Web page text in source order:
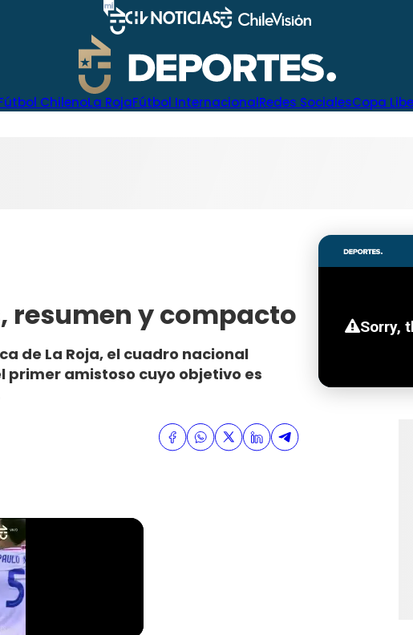
ChilenoLa RojaFútbol InternacionalRedes SocialesCopa
resumen y compacto
de La Roja, el cuadro nacional
primer amistoso cuyo objetivo es